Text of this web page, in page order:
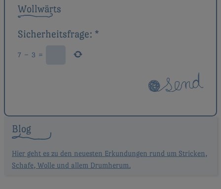
Wollwärts
Sicherheitsfrage: *
7 − 3 =
Blog
Hier geht es zu den neuesten Erkundungen rund um Stricken,
Schafe, Wolle und allem Drumherum.